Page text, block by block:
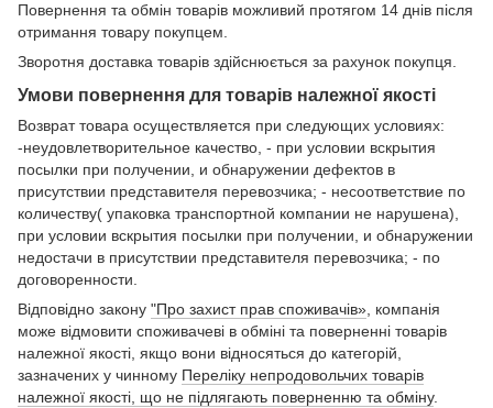
Повернення та обмін товарів можливий протягом 14 днів після
отримання товару покупцем.
Зворотня доставка товарів здійснюється за рахунок покупця.
Умови повернення для товарів належної якості
Возврат товара осуществляется при следующих условиях:
-неудовлетворительное качество, - при условии вскрытия
посылки при получении, и обнаружении дефектов в
присутствии представителя перевозчика; - несоответствие по
количеству( упаковка транспортной компании не нарушена),
при условии вскрытия посылки при получении, и обнаружении
недостачи в присутствии представителя перевозчика; - по
договоренности.
Відповідно закону "Про захист прав споживачів», компанія
може відмовити споживачеві в обміні та поверненні товарів
належної якості, якщо вони відносяться до категорій,
зазначених у чинному Переліку непродовольчих товарів
належної якості, що не підлягають поверненню та обміну.